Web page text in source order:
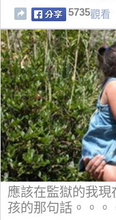
5735觀看
應該在監獄的我
孩的那句話。。。